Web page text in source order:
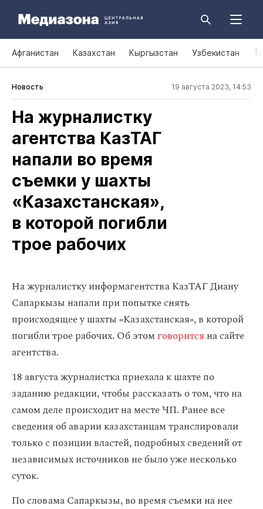
Афганистан Казахстан Кыргызстан Узбекистан
Новость 19 августа 2023, 14:53
На журналистку
агентства КазТАГ
напали во время
съемки у шахты
«Казахстанская»,
в которой погибли
трое рабочих
На журналистку информагентства КазТАГ Диану
Сапаркызы напали при попытке снять
происходящее у шахты «Казахстанская», в которой
погибли трое рабочих. Об этом говорится на сайте
агентства.
18 августа журналистка приехала к шахте по
заданию редакции, чтобы рассказать о том, что на
самом деле происходит на месте ЧП. Ранее все
сведения об аварии казахстанцам транслировали
только с позиции властей, подробных сведений от
независимых источников не было уже несколько
суток.
По словама Сапаркызы, во время съемки на нее